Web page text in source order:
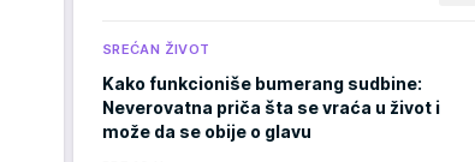
SREĆAN ŽIVOT
Kako funkcioniše bumerang sudbine:
Neverovatna priča šta se vraća u život i
može da se obije o glavu